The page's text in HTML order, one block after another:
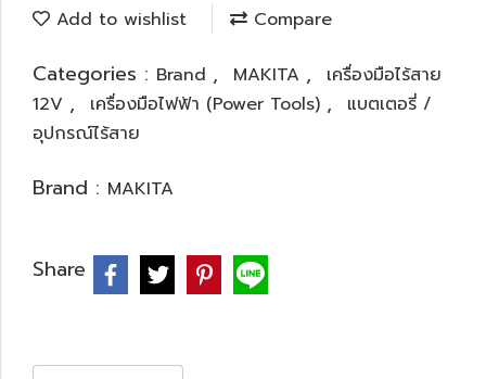
Add to wishlist Compare
Categories : Brand , MAKITA ,
เครื่องมือไร้สาย
12V , เครื่องมือไฟฟ้า (Power Tools) ,
แบตเตอรี่ /
อุปกรณ์ไร้สาย
Brand : MAKITA
Share